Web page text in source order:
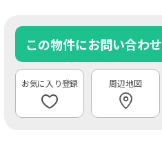
この物件にお問い合わせ
周辺地図